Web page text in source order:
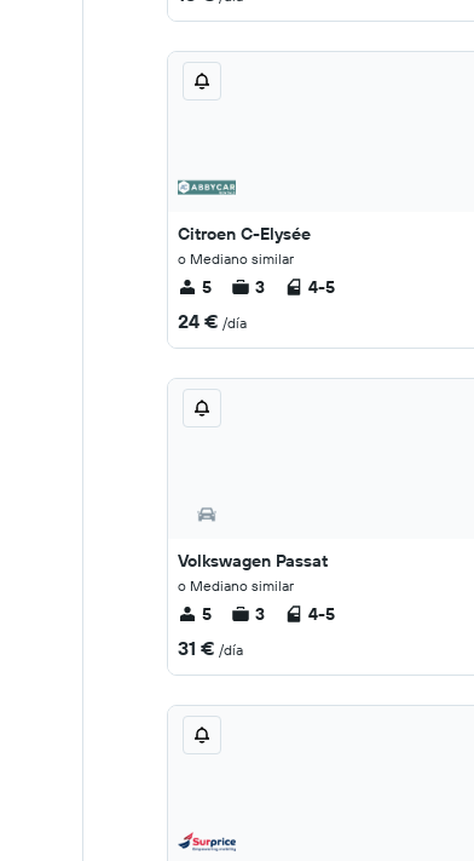
Citroen C-Elysée
o Mediano similar
5 3 4-5
24 € /día
Volkswagen Passat
o Mediano similar
5 3 4-5
31 € /día